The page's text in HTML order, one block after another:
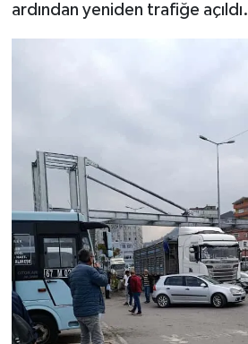
ardından yeniden trafiğe açıldı.